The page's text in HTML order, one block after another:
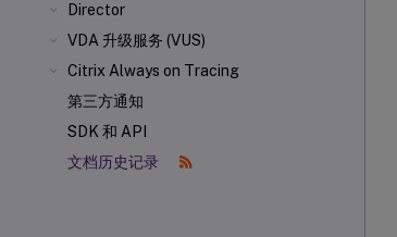
Director
VDA 升级服务 (VUS)
Citrix Always on Tracing
第三方通知
SDK 和 API
文档历史记录